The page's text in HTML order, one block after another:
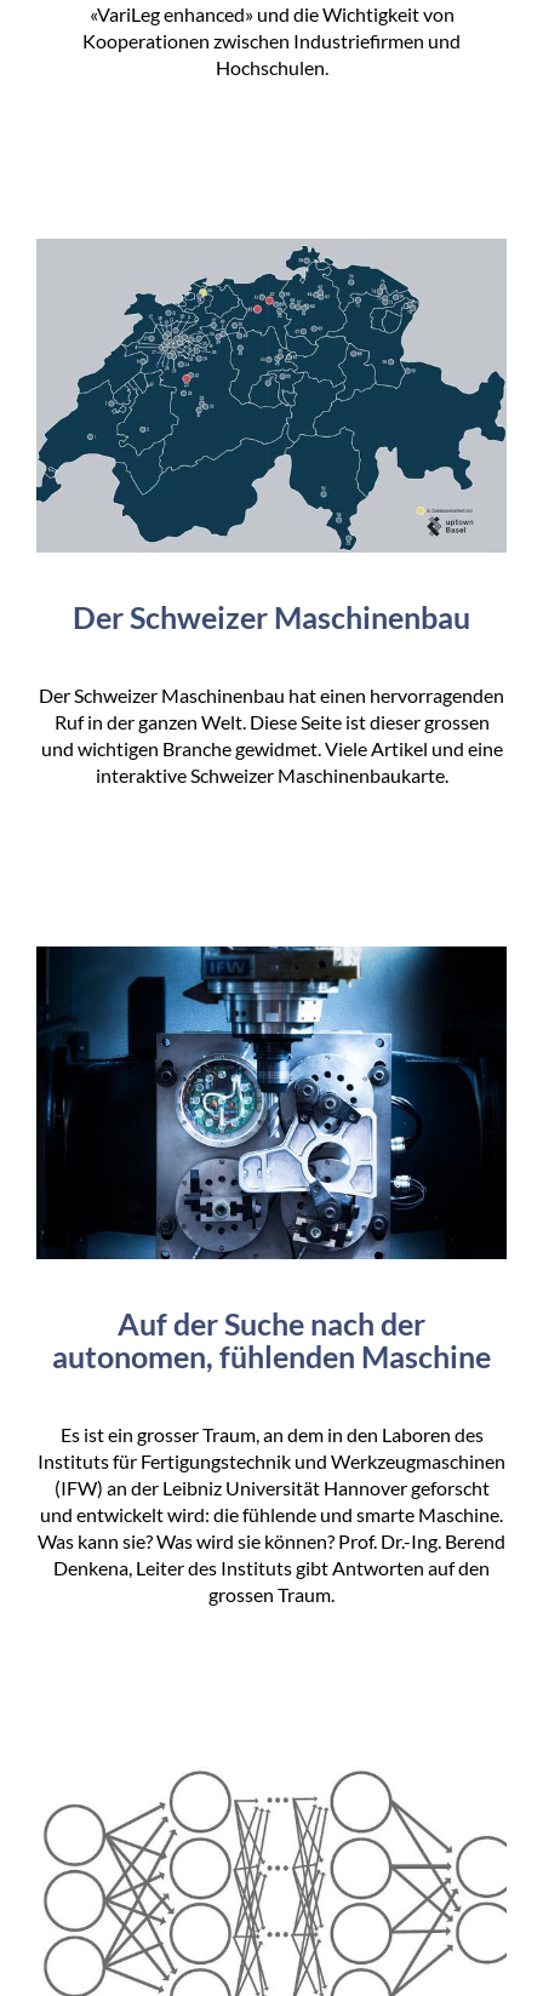
«VariLeg enhanced» und die Wichtigkeit von
Kooperationen zwischen Industriefirmen und
Hochschulen.
Der Schweizer Maschinenbau
Der Schweizer Maschinenbau hat einen hervorragenden
Ruf in der ganzen Welt. Diese Seite ist dieser grossen
und wichtigen Branche gewidmet. Viele Artikel und eine
interaktive Schweizer Maschinenbaukarte.
Auf der Suche nach der
autonomen, fühlenden Maschine
Es ist ein grosser Traum, an dem in den Laboren des
Instituts für Fertigungstechnik und Werkzeugmaschinen
(IFW) an der Leibniz Universität Hannover geforscht
und entwickelt wird: die fühlende und smarte Maschine.
Was kann sie? Was wird sie können? Prof. Dr.-Ing. Berend
Denkena, Leiter des Instituts gibt Antworten auf den
grossen Traum.